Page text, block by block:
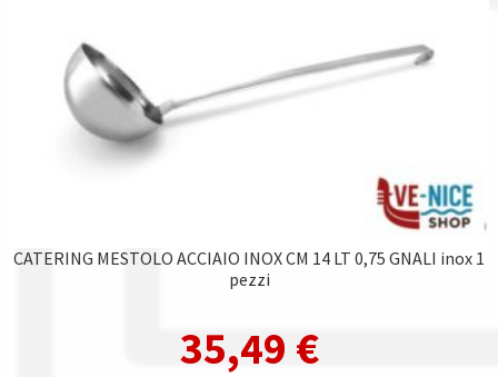
CATERING MESTOLO ACCIAIO INOX CM 14 LT 0,75 GNALI inox 1
pezzi
35,49 €